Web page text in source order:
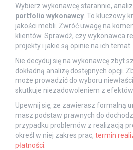
Wybierz wykonawcę starannie,
portfolio wykonawcy . To kluczowy
jakości mebli. Zwróć uwagę na
klientów. Sprawdź, czy wykonawca
projekty i jakie są opinie na ich temat.
Nie decyduj się na wykonawcę zbyt
dokładną analizę dostępnych opcji.
może prowadzić do wyboru
skutkuje niezadowoleniem z efektów.
Upewnij się, że zawierasz formalną
masz podstaw prawnych do
przypadku problemów z realizacją
określ w niej zakres prac, termin
płatności